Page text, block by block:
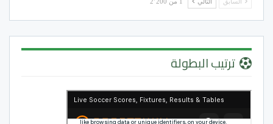
ترتيب البطولة